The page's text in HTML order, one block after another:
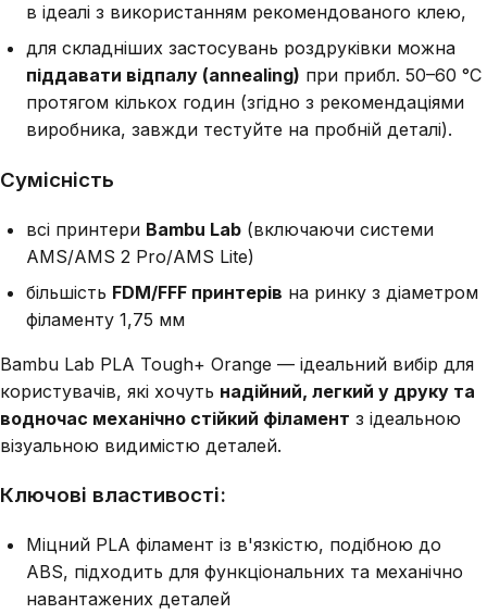
в ідеалі з використанням рекомендованого клею,
для складніших застосувань роздруківки можна
піддавати відпалу (annealing) при прибл. 50–60 °C
протягом кількох годин (згідно з рекомендаціями
виробника, завжди тестуйте на пробній деталі).
Сумісність
всі принтери Bambu Lab (включаючи системи
AMS/AMS 2 Pro/AMS Lite)
більшість FDM/FFF принтерів на ринку з діаметром
філаменту 1,75 мм
Bambu Lab PLA Tough+ Orange — ідеальний вибір для
користувачів, які хочуть надійний, легкий у друку та
водночас механічно стійкий філамент з ідеальною
візуальною видимістю деталей.
Ключові властивості:
Міцний PLA філамент із в'язкістю, подібною до
ABS, підходить для функціональних та механічно
навантажених деталей